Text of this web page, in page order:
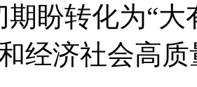
期盼转化为“
经济社会高